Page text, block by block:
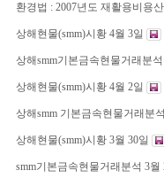
환경법 : 2007년도 재활용비용
상해현물(smm)시황 4월 3일
상해smm기본금속현물거래분
상해현물(smm)시황 4월 2일
상해smm 기본금속현물거래분
상해현물(smm)시황 3월 30일
smm기본금속현물거래분석 3